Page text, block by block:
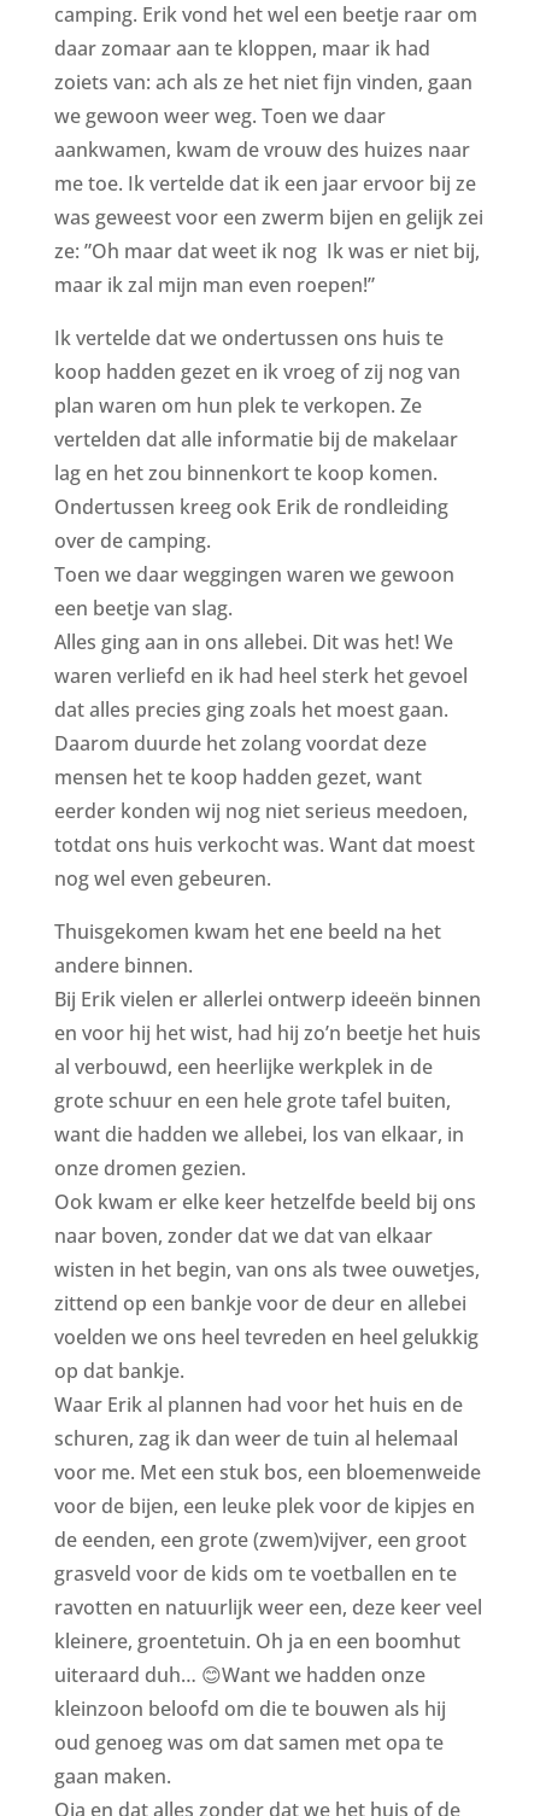
camping. Erik vond het wel een beetje raar om
daar zomaar aan te kloppen, maar ik had
zoiets van: ach als ze het niet fijn vinden, gaan
we gewoon weer weg. Toen we daar
aankwamen, kwam de vrouw des huizes naar
me toe. Ik vertelde dat ik een jaar ervoor bij ze
was geweest voor een zwerm bijen en gelijk zei
ze: ”Oh maar dat weet ik nog Ik was er niet bij,
maar ik zal mijn man even roepen!”
Ik vertelde dat we ondertussen ons huis te
koop hadden gezet en ik vroeg of zij nog van
plan waren om hun plek te verkopen. Ze
vertelden dat alle informatie bij de makelaar
lag en het zou binnenkort te koop komen.
Ondertussen kreeg ook Erik de rondleiding
over de camping.
Toen we daar weggingen waren we gewoon
een beetje van slag.
Alles ging aan in ons allebei. Dit was het! We
waren verliefd en ik had heel sterk het gevoel
dat alles precies ging zoals het moest gaan.
Daarom duurde het zolang voordat deze
mensen het te koop hadden gezet, want
eerder konden wij nog niet serieus meedoen,
totdat ons huis verkocht was. Want dat moest
nog wel even gebeuren.
Thuisgekomen kwam het ene beeld na het
andere binnen.
Bij Erik vielen er allerlei ontwerp ideeën binnen
en voor hij het wist, had hij zo’n beetje het huis
al verbouwd, een heerlijke werkplek in de
grote schuur en een hele grote tafel buiten,
want die hadden we allebei, los van elkaar, in
onze dromen gezien.
Ook kwam er elke keer hetzelfde beeld bij ons
naar boven, zonder dat we dat van elkaar
wisten in het begin, van ons als twee ouwetjes,
zittend op een bankje voor de deur en allebei
voelden we ons heel tevreden en heel gelukkig
op dat bankje.
Waar Erik al plannen had voor het huis en de
schuren, zag ik dan weer de tuin al helemaal
voor me. Met een stuk bos, een bloemenweide
voor de bijen, een leuke plek voor de kipjes en
de eenden, een grote (zwem)vijver, een groot
grasveld voor de kids om te voetballen en te
ravotten en natuurlijk weer een, deze keer veel
kleinere, groentetuin. Oh ja en een boomhut
uiteraard duh… 😊Want we hadden onze
kleinzoon beloofd om die te bouwen als hij
oud genoeg was om dat samen met opa te
gaan maken.
Oja en dat alles zonder dat we het huis of de